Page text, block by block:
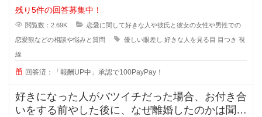
いのですが... なんというか、
残り5件の回答募集中！
閲覧数：2.69K 恋愛に関して好きな人や彼氏と彼女の女性や男性での
恋愛観などの相談や悩みと質問 優しい眼差し 好きな人を見る目 目つき 視
線
回答済：「報酬UP中」承認で100PayPay！
好きになった人がバツイチだった場合、お付き合
いをする前やした後に、なぜ離婚したのかは聞き